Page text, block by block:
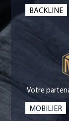
BACKLINE
Votre
MOBILIER